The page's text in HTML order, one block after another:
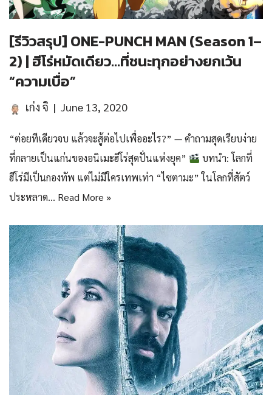
[รีวิวสรุป] ONE-PUNCH MAN (Season 1–
2) | ฮีโร่หมัดเดียว…ที่ชนะทุกอย่างยกเว้น
“ความเบื่อ”
เก่ง จิ June 13, 2020
“ต่อยทีเดียวจบ แล้วจะสู้ต่อไปเพื่ออะไร?” — คำถามสุดเรียบง่าย
ที่กลายเป็นแก่นของอนิเมะฮีโร่สุดปั่นแห่งยุค”
บทนำ: โลกที่
ฮีโร่มีเป็นกองทัพ แต่ไม่มีใครเทพเท่า “ไซตามะ” ในโลกที่สัตว์
ประหลาด… Read More »